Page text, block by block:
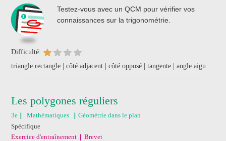
Testez-vous avec un QCM pour vérifier vos
connaissances sur la trigonométrie.
Difficulté:
triangle rectangle | côté adjacent | côté opposé | tangente | angle aigu
Les polygones réguliers
3e Mathématiques
Géométrie dans le plan
Spécifique
Exercice d'entraînement
Brevet